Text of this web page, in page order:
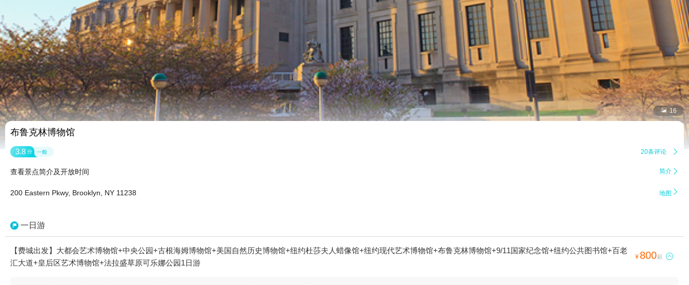
 16
布鲁克林博物馆
3.8 分 一般 20条评论 
查看景点简介及开放时间 简介 
200 Eastern Pkwy, Brooklyn, NY 11238 地图 
一日游
【费城出发】大都会艺术博物馆+中央公园+古根海姆博物馆+美国自然历史博物馆+纽约杜莎夫人蜡像馆+纽约现代艺术博物馆+布鲁克林博物馆+9/11国家纪念馆+纽约公共图书馆+百老
汇大道+皇后区艺术博物馆+法拉盛草原可乐娜公园1日游
¥ 800起 